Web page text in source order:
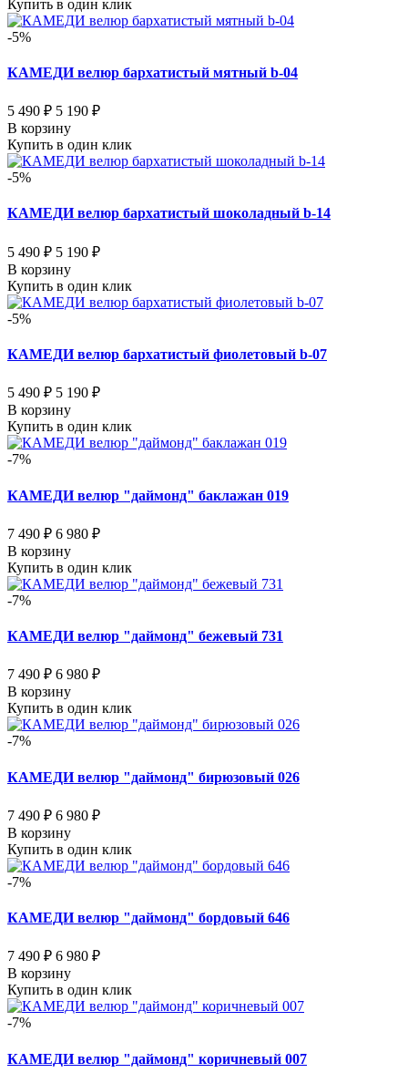
Купить в один клик
-5%
КАМЕДИ велюр бархатистый мятный b-04
5 490 ₽ 5 190 ₽
В корзину
Купить в один клик
-5%
КАМЕДИ велюр бархатистый шоколадный b-14
5 490 ₽ 5 190 ₽
В корзину
Купить в один клик
-5%
КАМЕДИ велюр бархатистый фиолетовый b-07
5 490 ₽ 5 190 ₽
В корзину
Купить в один клик
-7%
КАМЕДИ велюр "даймонд" баклажан 019
7 490 ₽ 6 980 ₽
В корзину
Купить в один клик
-7%
КАМЕДИ велюр "даймонд" бежевый 731
7 490 ₽ 6 980 ₽
В корзину
Купить в один клик
-7%
КАМЕДИ велюр "даймонд" бирюзовый 026
7 490 ₽ 6 980 ₽
В корзину
Купить в один клик
-7%
КАМЕДИ велюр "даймонд" бордовый 646
7 490 ₽ 6 980 ₽
В корзину
Купить в один клик
-7%
КАМЕДИ велюр "даймонд" коричневый 007